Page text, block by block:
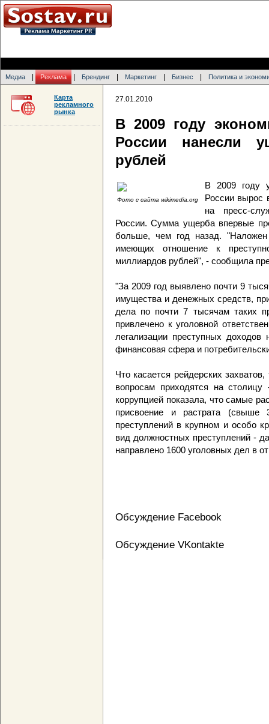
Медиа Реклама Брендинг Маркетинг Бизнес Политика и
27.01.2010
В 2009 году
России нанесли
рублей
Фото с сайта wikimedia.org
В 2009 году
России вырос
на пресс-
России. Сумма ущерба впервые
больше, чем год назад.
имеющих отношение к
миллиардов рублей", - сообщила
"За 2009 год выявлено почти 9
имущества и денежных средств,
дела по почти 7 тысячам таких
привлечено к уголовной
легализации преступных
финансовая сфера и
Что касается рейдерских
вопросам приходятся на
коррупцией показала, что самые
присвоение и растрата
преступлений в крупном и особо
вид должностных преступлений -
направлено 1600 уголовных дел в
Обсуждение Facebook
Обсуждение VKontakte
Карта
рекламного
рынка